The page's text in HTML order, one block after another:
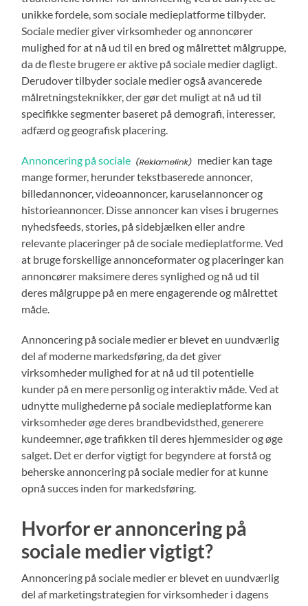
unikke fordele, som sociale medieplatforme tilbyder.
Sociale medier giver virksomheder og annoncører
mulighed for at nå ud til en bred og målrettet målgruppe,
da de fleste brugere er aktive på sociale medier dagligt.
Derudover tilbyder sociale medier også avancerede
målretningsteknikker, der gør det muligt at nå ud til
specifikke segmenter baseret på demografi, interesser,
adfærd og geografisk placering.
Annoncering på sociale
medier kan tage
mange former, herunder tekstbaserede annoncer,
billedannoncer, videoannoncer, karuselannoncer og
historieannoncer. Disse annoncer kan vises i brugernes
nyhedsfeeds, stories, på sidebjælken eller andre
relevante placeringer på de sociale medieplatforme. Ved
at bruge forskellige annonceformater og placeringer kan
annoncører maksimere deres synlighed og nå ud til
deres målgruppe på en mere engagerende og målrettet
måde.
Annoncering på sociale medier er blevet en uundværlig
del af moderne markedsføring, da det giver
virksomheder mulighed for at nå ud til potentielle
kunder på en mere personlig og interaktiv måde. Ved at
udnytte mulighederne på sociale medieplatforme kan
virksomheder øge deres brandbevidsthed, generere
kundeemner, øge trafikken til deres hjemmesider og øge
salget. Det er derfor vigtigt for begyndere at forstå og
beherske annoncering på sociale medier for at kunne
opnå succes inden for markedsføring.
Hvorfor er annoncering på
sociale medier vigtigt?
Annoncering på sociale medier er blevet en uundværlig
del af marketingstrategien for virksomheder i dagens